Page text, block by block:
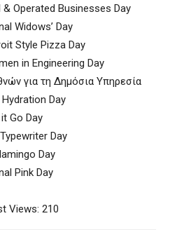
Operated Businesses Day
Widows’ Day
Style Pizza Day
in Engineering Day
για τη Δημόσια Υπηρεσία
Day
Go Day
Day
Day
Pink Day
Views: 210